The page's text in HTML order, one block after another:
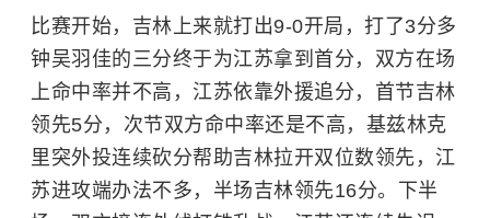
比赛开始，吉林上来就打出9-0开局，打了3分多
钟吴羽佳的三分终于为江苏拿到首分，双方在场
上命中率并不高，江苏依靠外援追分，首节吉林
领先5分，次节双方命中率还是不高，基兹林克
里突外投连续砍分帮助吉林拉开双位数领先，江
苏进攻端办法不多，半场吉林领先16分。下半